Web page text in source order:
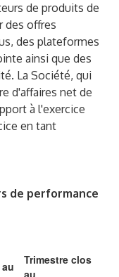
de produits de
des offres
des plateformes
ainsi que des
La Société, qui
d'affaires net de
à l'exercice
en tant
de performance
Trimestre clos
au